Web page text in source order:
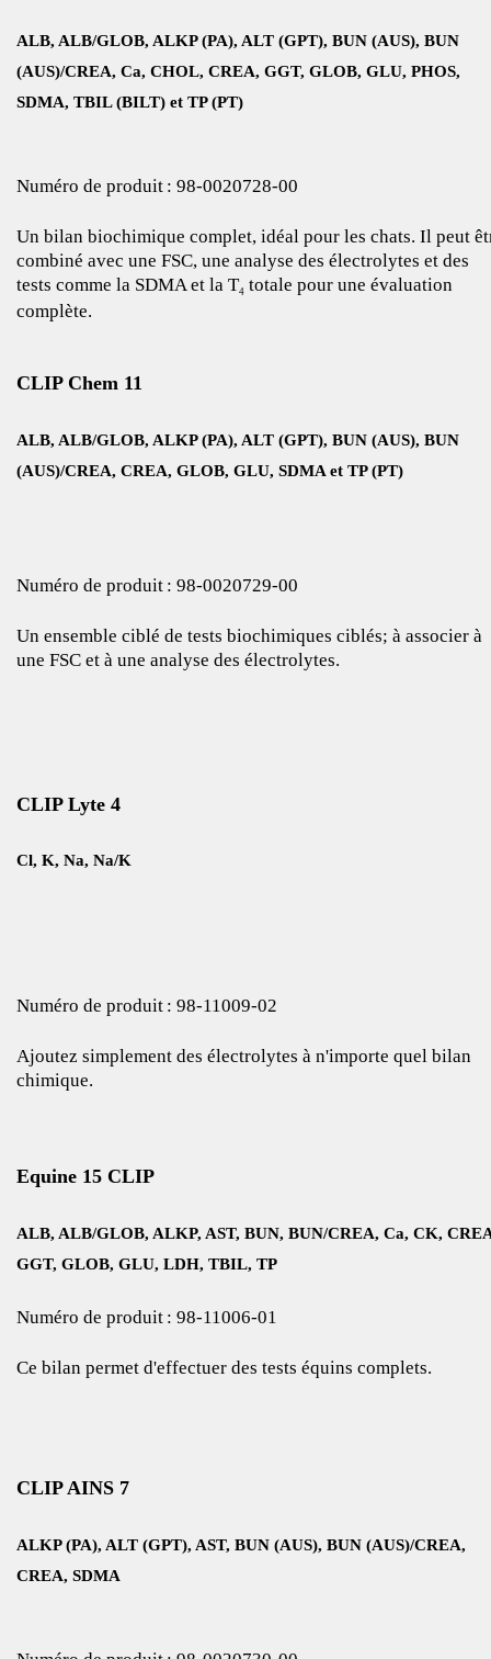
ALB, ALB/GLOB, ALKP (PA), ALT (GPT), BUN (AUS), BUN
(AUS)/CREA, Ca, CHOL, CREA, GGT, GLOB, GLU, PHOS,
SDMA, TBIL (BILT) et TP (PT)
Numéro de produit : 98‑0020728‑00
Un bilan biochimique complet, idéal pour les chats. Il peut
combiné avec une FSC, une analyse des électrolytes et des
tests comme la SDMA et la T4 totale pour une évaluation
complète.
CLIP Chem 11
ALB, ALB/GLOB, ALKP (PA), ALT (GPT), BUN (AUS), BUN
(AUS)/CREA, CREA, GLOB, GLU, SDMA et TP (PT)
Numéro de produit : 98‑0020729‑00
Un ensemble ciblé de tests biochimiques ciblés; à associer à
une FSC et à une analyse des électrolytes.
CLIP Lyte 4
Cl, K, Na, Na/K
Numéro de produit : 98‑11009‑02
Ajoutez simplement des électrolytes à n'importe quel bilan
chimique.
Equine 15 CLIP
ALB, ALB/GLOB, ALKP, AST, BUN, BUN/CREA, Ca, CK,
GGT, GLOB, GLU, LDH, TBIL, TP
Numéro de produit : 98‑11006‑01
Ce bilan permet d'effectuer des tests équins complets.
CLIP AINS 7
ALKP (PA), ALT (GPT), AST, BUN (AUS), BUN (AUS)/CREA,
CREA, SDMA